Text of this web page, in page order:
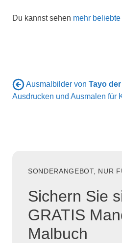
Du kannst sehen mehr
Ausmalbilder von Tayo
Ausdrucken und Ausmalen für
SONDERANGEBOT, NUR
Sichern Sie
GRATIS
Malbuch